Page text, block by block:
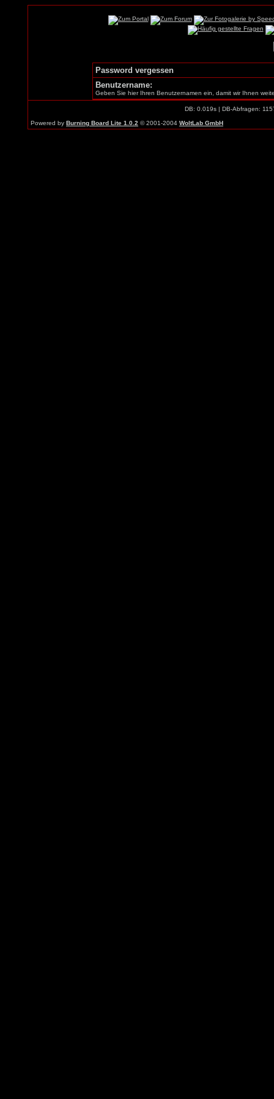
Password vergessen
Benutzername:
Geben Sie hier Ihren Benutzernamen ein, damit wir Ihnen
DB: 0.019s | DB-Abfragen:
Powered by Burning Board Lite 1.0.2 © 2001-2004 WoltLab GmbH